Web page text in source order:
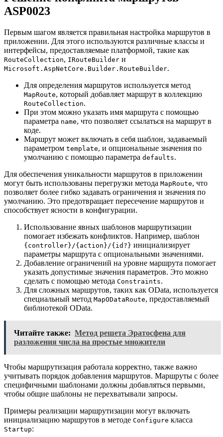
ASP0023
Первым шагом является правильная настройка маршрутов в
приложении. Для этого используются различные классы и
интерфейсы, предоставляемые платформой, такие как
RouteCollection, IRouteBuilder и
Microsoft.AspNetCore.Builder.RouteBuilder.
Для определения маршрутов используется метод
MapRoute, который добавляет маршрут в коллекцию
RouteCollection.
При этом можно указать имя маршрута с помощью
параметра name, что позволяет ссылаться на маршрут в
коде.
Маршрут может включать в себя шаблон, задаваемый
параметром template, и опциональные значения по
умолчанию с помощью параметра defaults.
Для обеспечения уникальности маршрутов в приложении
могут быть использованы перегрузки метода MapRoute, что
позволяет более гибко задавать ограничения и значения по
умолчанию. Это предотвращает пересечение маршрутов и
способствует ясности в конфигурации.
Использование явных шаблонов маршрутизации
помогает избежать конфликтов. Например, шаблон
{controller}/{action}/{id?} инициализирует
параметры маршрута с опциональными значениями.
Добавление ограничений на уровне маршрута помогает
указать допустимые значения параметров. Это можно
сделать с помощью метода Constraints.
Для сложных маршрутов, таких как OData, используется
специальный метод MapODataRoute, предоставляемый
библиотекой OData.
Читайте также: Метод решета Эратосфена для
разложения числа на простые множители
Чтобы маршрутизация работала корректно, также важно
учитывать порядок добавления маршрутов. Маршруты с более
специфичными шаблонами должны добавляться первыми,
чтобы общие шаблоны не перехватывали запросы.
Примеры реализации маршрутизации могут включать
инициализацию маршрутов в методе Configure класса
Startup: